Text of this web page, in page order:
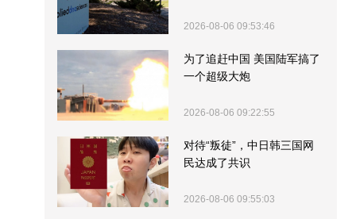
2026-08-06 09:53:46
为了追赶中国 美国陆军搞了
一个超级大炮
2026-08-06 09:22:55
对待“叛徒”，中日韩三国网
民达成了共识
2026-08-06 09:55:03